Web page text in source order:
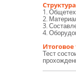
1.
2.
3.
4.
Тест